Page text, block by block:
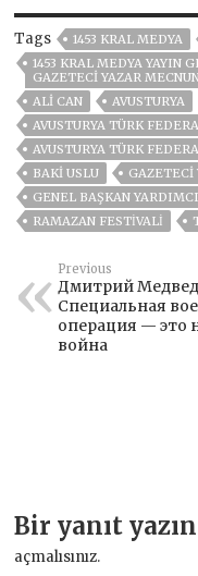
Tags 1453 KRAL MEDYA
1453 KRAL MEDYA YAYIN
GAZETECI YAZAR
ALI CAN
AVUSTURYA
AVUSTURYA TÜRK
AVUSTURYA TÜRK
BAKI USLU
GAZETECI
GENEL BAŞKAN
RAMAZAN FESTİVALİ
Previous
Дмитрий
Специальная
операция — это
война
Bir yanıt yazın
açmalısınız.